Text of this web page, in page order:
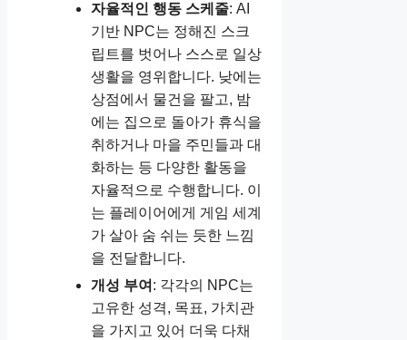
자율적인 행동 스케줄: AI
기반 NPC는 정해진 스크
립트를 벗어나 스스로 일상
생활을 영위합니다. 낮에는
상점에서 물건을 팔고, 밤
에는 집으로 돌아가 휴식을
취하거나 마을 주민들과 대
화하는 등 다양한 활동을
자율적으로 수행합니다. 이
는 플레이어에게 게임 세계
가 살아 숨 쉬는 듯한 느낌
을 전달합니다.
개성 부여 : 각각의 NPC는
고유한 성격, 목표, 가치관
을 가지고 있어 더욱 다채